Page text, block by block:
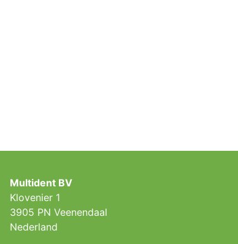
Multident BV
Klovenier 1
3905 PN Veenendaal
Nederland ​